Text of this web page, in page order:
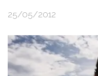
25/05/2012